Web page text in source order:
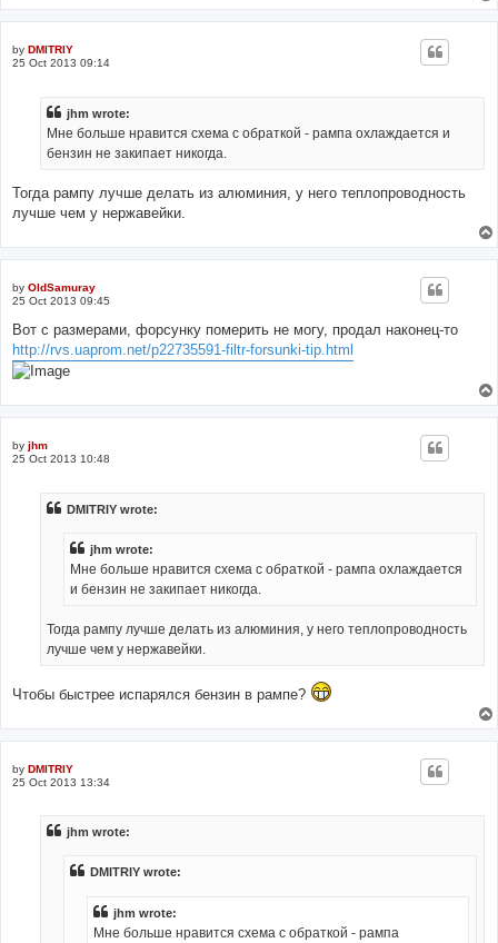
by DMITRIY
25 Oct 2013 09:14
jhm wrote:
Мне больше нравится схема с обраткой - рампа охлаждается и
бензин не закипает никогда.
Тогда рампу лучше делать из алюминия, у него теплопроводность
лучше чем у нержавейки.
by OldSamuray
25 Oct 2013 09:45
Вот с размерами, форсунку померить не могу, продал наконец-то
http://rvs.uaprom.net/p22735591-filtr-forsunki-tip.html
by jhm
25 Oct 2013 10:48
DMITRIY wrote:
jhm wrote:
Мне больше нравится схема с обраткой - рампа охлаждается
и бензин не закипает никогда.
Тогда рампу лучше делать из алюминия, у него теплопроводность
лучше чем у нержавейки.
Чтобы быстрее испарялся бензин в рампе?
by DMITRIY
25 Oct 2013 13:34
jhm wrote:
DMITRIY wrote:
jhm wrote:
Мне больше нравится схема с обраткой - рампа